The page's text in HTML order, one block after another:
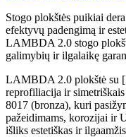
Stogo plokštės puikiai
efektyvų padengimą ir
LAMBDA 2.0 stogo
galimybių ir ilgalaikę
LAMBDA 2.0 plokštė su
reprofiliacija ir
8017 (bronza), kuri
pažeidimams, korozijai ir
išliks estetiškas ir